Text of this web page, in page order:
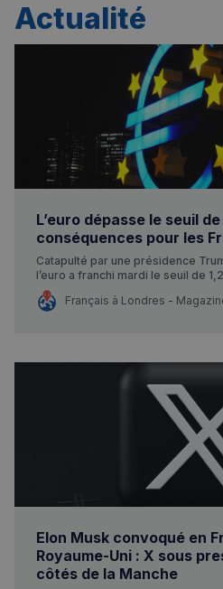
Recherche Chatbot IA
Rechercher dans Français
Actualité
L’euro dépasse le seuil
conséquences pour les
Catapulté par une présidence
l’euro a franchi mardi le seuil de
fois depuis quatre ans et demi.
et coup dur à l’export, les
Français à Londres -
Elon Musk convoqué en
Royaume-Uni : X sous
côtés de la Manche